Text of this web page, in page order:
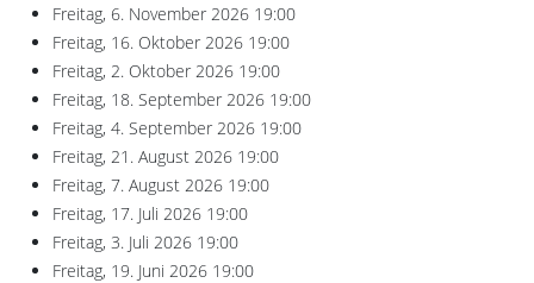
Freitag, 6. November 2026 19:00
Freitag, 16. Oktober 2026 19:00
Freitag, 2. Oktober 2026 19:00
Freitag, 18. September 2026 19:00
Freitag, 4. September 2026 19:00
Freitag, 21. August 2026 19:00
Freitag, 7. August 2026 19:00
Freitag, 17. Juli 2026 19:00
Freitag, 3. Juli 2026 19:00
Freitag, 19. Juni 2026 19:00